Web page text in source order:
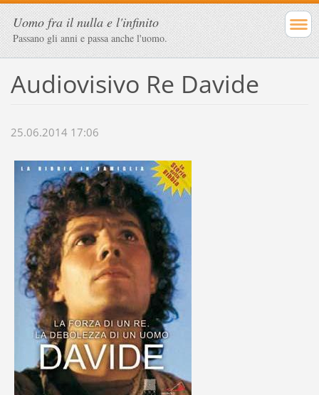
Uomo fra il nulla e l'infinito
Passano gli anni e passa anche l'uomo.
Audiovisivo Re Davide
25.06.2014 17:06